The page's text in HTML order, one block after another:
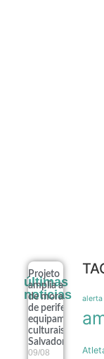
últimas
noticias
Projeto
amplia acesso
de moradores
de periferia a
equipamentos
culturais em
Salvador
09/08
alerta